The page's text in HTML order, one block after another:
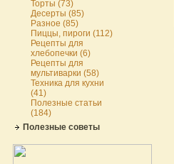
Торты (73)
Десерты (85)
Разное (85)
Пиццы, пироги (112)
Рецепты для
хлебопечки (6)
Рецепты для
мультиварки (58)
Техника для кухни
(41)
Полезные статьи
(184)
Полезные советы